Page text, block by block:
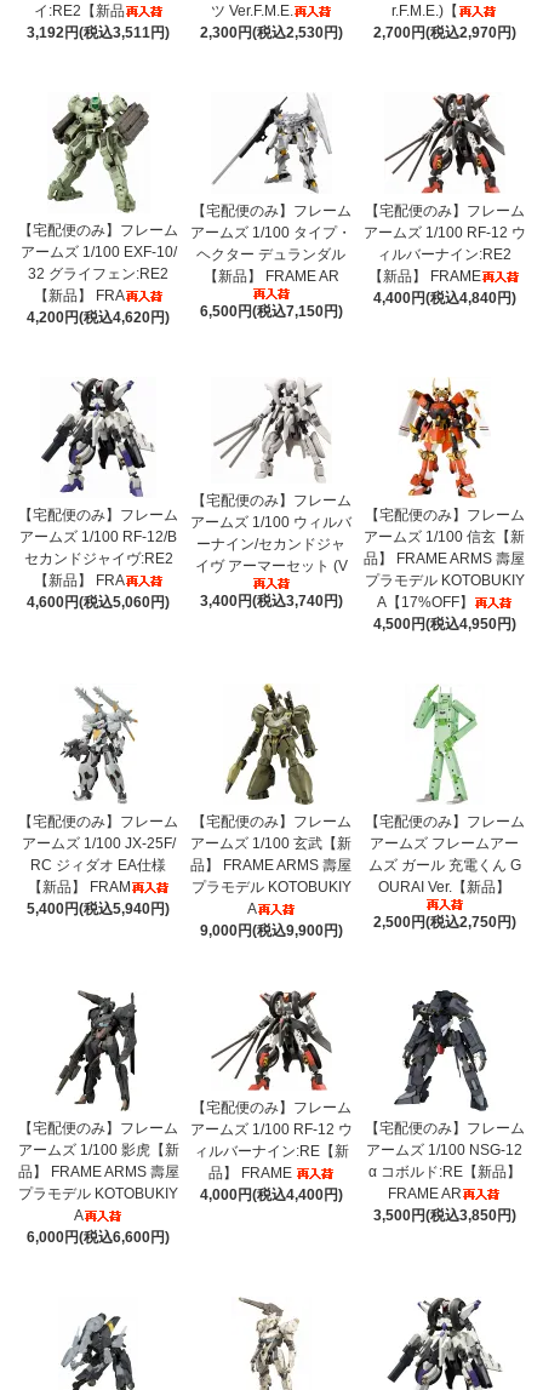
イ:RE2【新品
3,192円(税込3,511円)
ツ Ver.F.M.E.
2,300円(税込2,530円)
r.F.M.E.)【
2,700円(税込2,970円)
【宅配便のみ】フレーム
アームズ 1/100 EXF-10/
32 グライフェン:RE2
【新品】 FRA
4,200円(税込4,620円)
【宅配便のみ】フレーム
アームズ 1/100 タイプ・
ヘクター デュランダル
【新品】 FRAME AR
6,500円(税込7,150円)
【宅配便のみ】フレーム
アームズ 1/100 RF-12 ウ
ィルバーナイン:RE2
【新品】 FRAME
4,400円(税込4,840円)
【宅配便のみ】フレーム
アームズ 1/100 RF-12/B
セカンドジャイヴ:RE2
【新品】 FRA
4,600円(税込5,060円)
【宅配便のみ】フレーム
アームズ 1/100 ウィルバ
ーナイン/セカンドジャ
イヴ アーマーセット (V
3,400円(税込3,740円)
【宅配便のみ】フレーム
アームズ 1/100 信玄【新
品】 FRAME ARMS 壽屋
プラモデル KOTOBUKIY
A【17%OFF】
4,500円(税込4,950円)
【宅配便のみ】フレーム
アームズ 1/100 JX-25F/
RC ジィダオ EA仕様
【新品】 FRAM
5,400円(税込5,940円)
【宅配便のみ】フレーム
アームズ 1/100 玄武【新
品】 FRAME ARMS 壽屋
プラモデル KOTOBUKIY
A
9,000円(税込9,900円)
【宅配便のみ】フレーム
アームズ フレームアー
ムズ ガール 充電くん G
OURAI Ver.【新品】
2,500円(税込2,750円)
【宅配便のみ】フレーム
アームズ 1/100 影虎【新
品】 FRAME ARMS 壽屋
プラモデル KOTOBUKIY
A
6,000円(税込6,600円)
【宅配便のみ】フレーム
アームズ 1/100 RF-12 ウ
ィルバーナイン:RE【新
品】 FRAME
4,000円(税込4,400円)
【宅配便のみ】フレーム
アームズ 1/100 NSG-12
α コボルド:RE【新品】
FRAME AR
3,500円(税込3,850円)